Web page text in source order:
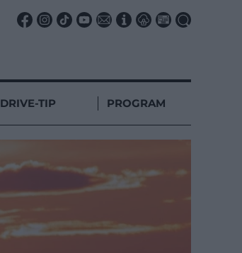
DRIVE-TIP PROGRAM